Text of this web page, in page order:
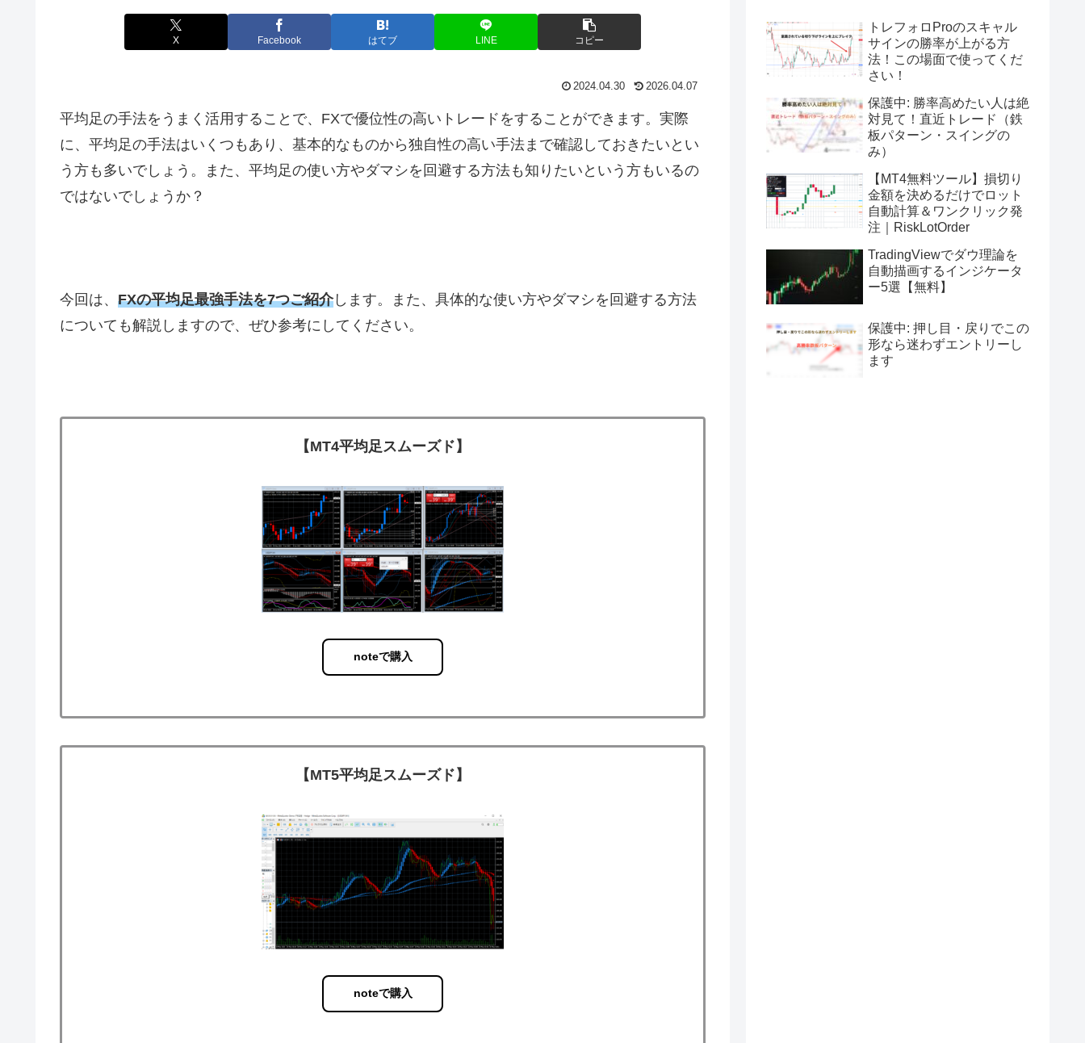
X Facebook はてブ LINE コピー
2024.04.30 2026.04.07
平均足の手法をうまく活用することで、 FXで優位性の高いトレードをすることができます。実際
に、平均足の手法はいくつもあり、基本的なものから独自性の高い手法まで確認しておきたいとい
う方も多いでしょう。また、平均足の使い方やダマシを回避する方法も知りたいという方もいるの
ではないでしょうか？
今回は、 FXの平均足最強手法を7つご紹介します。また、具体的な使い方やダマシを回避する方法
についても解説しますので、ぜひ参考にしてください。
【MT4平均足スムーズド】
noteで購入
【MT5平均足スムーズド】
noteで購入
トレフォロProのスキャル
サインの勝率が上がる方
法！この場面で使ってくだ
さい！
保護中: 勝率高めたい人は絶
対見て！直近トレード（鉄
板パターン・スイングの
み）
【MT4無料ツール】損切り
金額を決めるだけでロット
自動計算＆ワンクリック発
注｜RiskLotOrder
TradingViewでダウ理論を
自動描画するインジケータ
ー5選【無料】
保護中: 押し目・戻りでこの
形なら迷わずエントリーし
ます